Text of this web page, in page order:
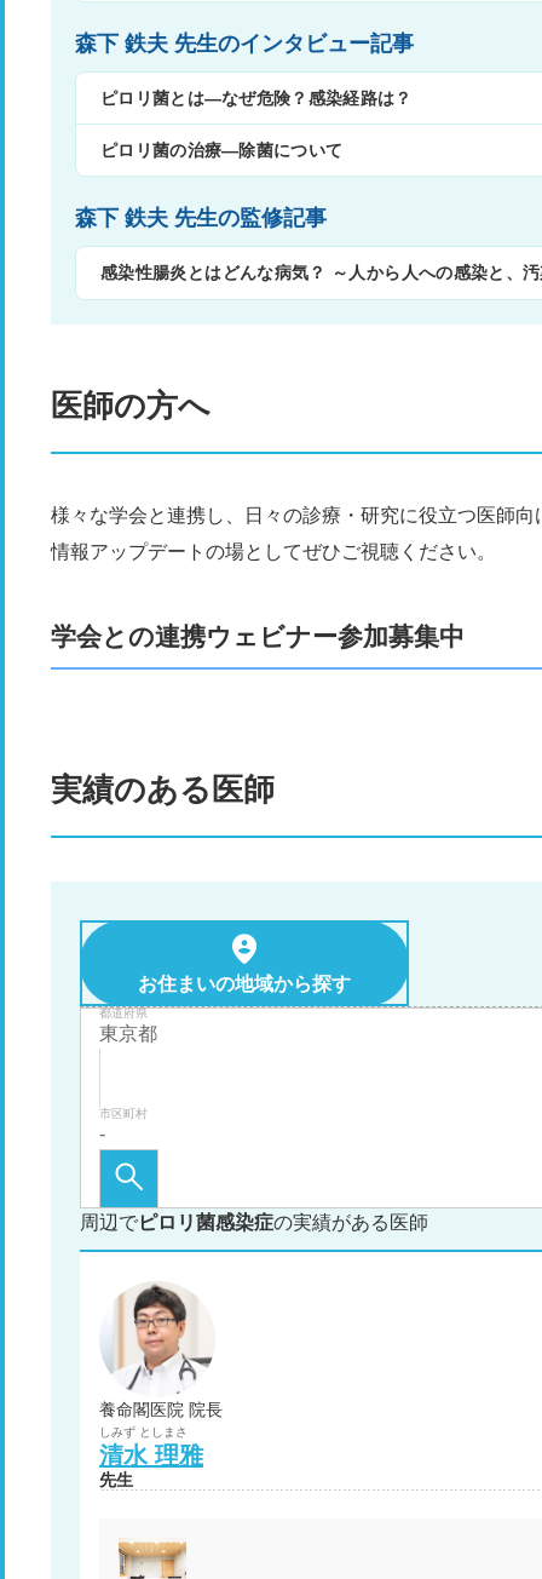
森下 鉄夫 先生のインタビュー記事
ピロリ菌とは―なぜ危険？感染経路は？
ピロリ菌の治療―除菌について
森下 鉄夫 先生の監修記事
感染性腸炎とはどんな病気？ ～人から人への感染と、
医師の方へ
様々な学会と連携し、日々の診療・研究に役立つ医師
情報アップデートの場としてぜひご視聴ください。
学会との連携ウェビナー参加募集中
実績のある医師
お住まいの地域から探す
都道府県
市区町村
周辺でピロリ菌感染症の実績がある医師
養命閣医院 院長
しみず としまさ
清水 理雅
先生